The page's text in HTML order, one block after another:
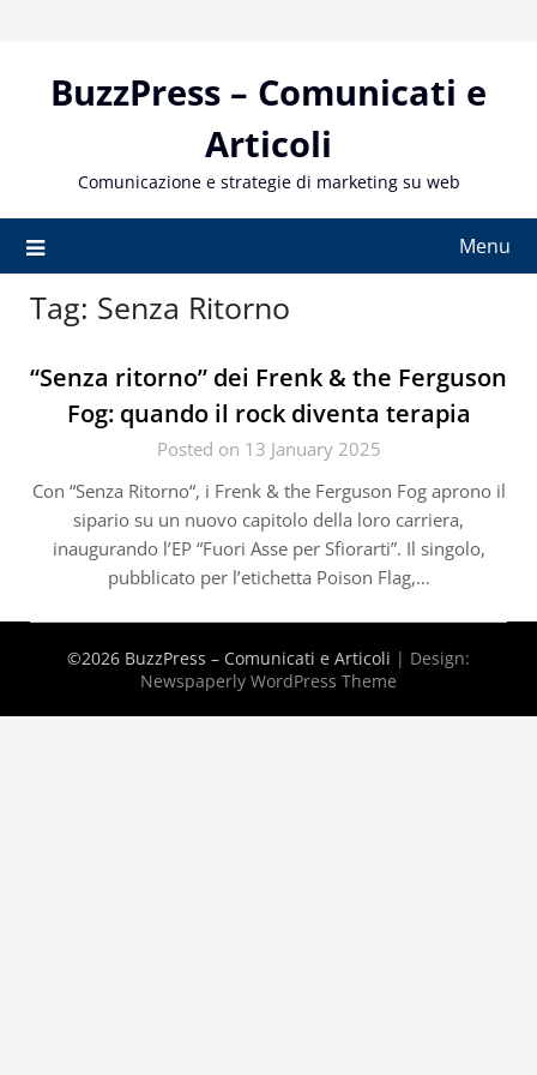
contentBuzzPress – Comunicati e
Articoli
Comunicazione e strategie di marketing su web
Menu
Tag: Senza Ritorno
“Senza ritorno” dei Frenk & the Ferguson
Fog: quando il rock diventa terapia
Posted on 13 January 2025
Con “Senza Ritorno“, i Frenk & the Ferguson Fog aprono il
sipario su un nuovo capitolo della loro carriera,
inaugurando l’EP “Fuori Asse per Sfiorarti”. Il singolo,
pubblicato per l’etichetta Poison Flag,…
©2026 BuzzPress – Comunicati e Articoli | Design:
Newspaperly WordPress Theme